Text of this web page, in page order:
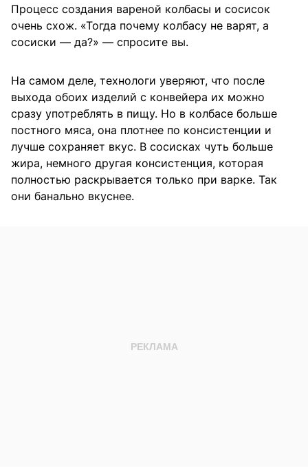
Процесс создания вареной колбасы и сосисок
очень схож. «Тогда почему колбасу не варят, а
сосиски — да?» — спросите вы.
На самом деле, технологи уверяют, что после
выхода обоих изделий с конвейера их можно
сразу употреблять в пищу. Но в колбасе больше
постного мяса, она плотнее по консистенции и
лучше сохраняет вкус. В сосисках чуть больше
жира, немного другая консистенция, которая
полностью раскрывается только при варке. Так
они банально вкуснее.